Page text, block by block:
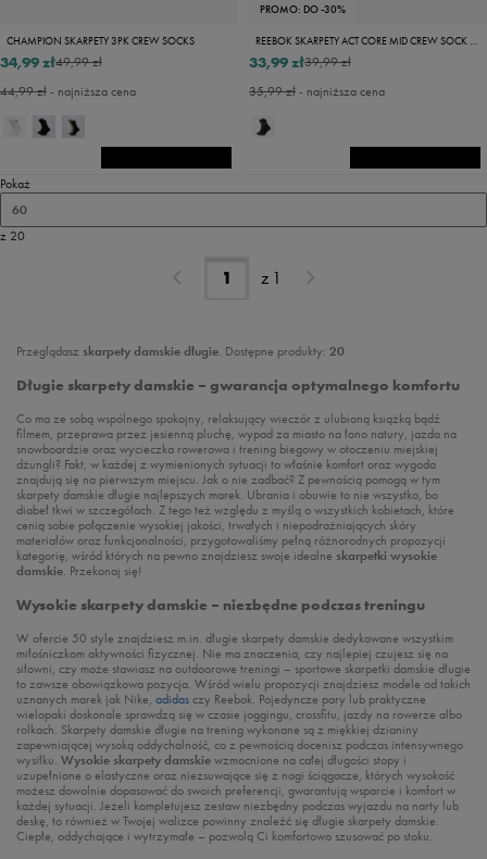
CHAMPION SKARPETY 3PK CREW SOCKS
49,99 zł
34,99 zł
44,99 zł- najniższa cena
PROMO: DO -30%
REEBOK SKARPETY ACT CORE MID CREW SOCK 3P
39,99 zł
33,99 zł
35,99 zł- najniższa cena
Pokaż
60
z 20
z 1
Przeglądasz skarpety damskie długie. Dostępne produkty: 20
Długie skarpety damskie – gwarancja optymalnego komfortu
Co ma ze sobą wspólnego spokojny, relaksujący wieczór z ulubioną książką bądź
filmem, przeprawa przez jesienną pluchę, wypad za miasto na łono natury, jazda na
snowboardzie oraz wycieczka rowerowa i trening biegowy w otoczeniu miejskiej
dżungli? Fakt, w każdej z wymienionych sytuacji to właśnie komfort oraz wygoda
znajdują się na pierwszym miejscu. Jak o nie zadbać? Z pewnością pomogą w tym
skarpety damskie długie najlepszych marek. Ubrania i obuwie to nie wszystko, bo
diabeł tkwi w szczegółach. Z tego też względu z myślą o wszystkich kobietach, które
cenią sobie połączenie wysokiej jakości, trwałych i niepodrażniających skóry
materiałów oraz funkcjonalności, przygotowaliśmy pełną różnorodnych propozycji
kategorię, wśród których na pewno znajdziesz swoje idealne skarpetki wysokie
damskie. Przekonaj się!
Wysokie skarpety damskie – niezbędne podczas treningu
W ofercie 50 style znajdziesz m.in. długie skarpety damskie dedykowane wszystkim
miłośniczkom aktywności fizycznej. Nie ma znaczenia, czy najlepiej czujesz się na
siłowni, czy może stawiasz na outdoorowe treningi – sportowe skarpetki damskie długie
to zawsze obowiązkowa pozycja. Wśród wielu propozycji znajdziesz modele od takich
uznanych marek jak Nike, adidasczy Reebok. Pojedyncze pary lub praktyczne
wielopaki doskonale sprawdzą się w czasie joggingu, crossfitu, jazdy na rowerze albo
rolkach. Skarpety damskie długie na trening wykonane są z miękkiej dzianiny
zapewniającej wysoką oddychalność, co z pewnością docenisz podczas intensywnego
wysiłku. Wysokie skarpety damskiewzmocnione na całej długości stopy i
uzupełnione o elastyczne oraz niezsuwające się z nogi ściągacze, których wysokość
możesz dowolnie dopasować do swoich preferencji, gwarantują wsparcie i komfort w
każdej sytuacji. Jeżeli kompletujesz zestaw niezbędny podczas wyjazdu na narty lub
deskę, to również w Twojej walizce powinny znaleźć się długie skarpety damskie.
Ciepłe, oddychające i wytrzymałe – pozwolą Ci komfortowo szusować po stoku.